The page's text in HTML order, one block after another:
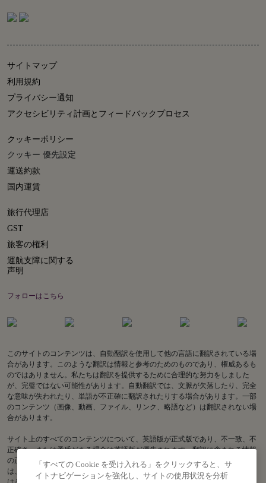
サイトマップ
利用規約
プライバシー通知
アクセシビリティ計画とフィードバックプロセス
クッキーポリシー
クッキー 優先設定
運送約款
国内運賃
旅行代理店
GST
旅客の権利
運航支障に関する
声明
フォローはこちら
このサイトのコンテンツは、自動翻訳を使用して他の言語に翻訳されている場
合があります。このような翻訳は情報と参考のためのものであり、権威あるも
のではありません。私たちは翻訳を提供するために合理的な努力をしました
が、完璧ではない可能性があります。自動翻訳では、文脈が欠落したり、完全
な意味が失われたり、単語が不正確に翻訳されたりする場合があります。一部
のコンテンツ（画像、動画、ファイル、リンク、略語など）は翻訳されない場
合があります。
サイト上のすべてのコンテンツについて、英語版が正式版であり、不一致、不
正確さ、または矛盾がある場合は英語版が優先されます。翻訳に含まれる情報
の正確性に関してご質問がある場合は、英語版をご参照ください。Air India
は、古い翻訳または不正確な翻訳に関連する、またはそれらから生じる、また
「すべての Cookie を受け入れる」をクリックすると、サ
イトナビゲーションを強化し、サイトの使用状況を分析